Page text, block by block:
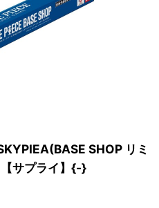
SHOP リミ
サプライ】{-}